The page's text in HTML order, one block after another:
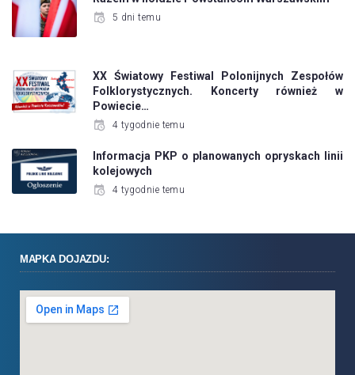
5 dni temu
XX Światowy Festiwal Polonijnych Zespołów
Folklorystycznych. Koncerty również w
Powiecie…
4 tygodnie temu
Informacja PKP o planowanych opryskach linii
kolejowych
4 tygodnie temu
MAPKA DOJAZDU: